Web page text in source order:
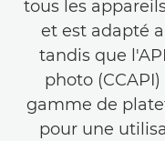
tous les
et est adapté
tandis que
photo
gamme de
pour une